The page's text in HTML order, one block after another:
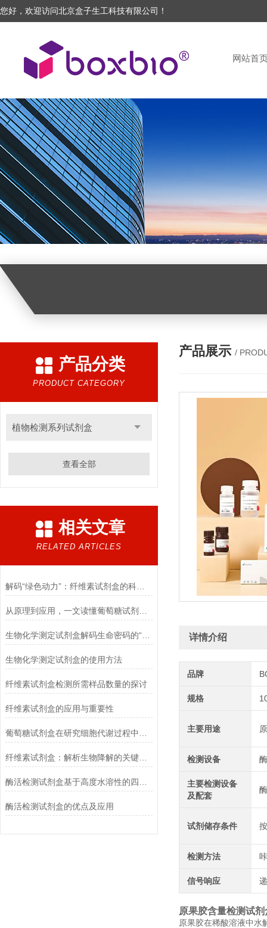
您好，欢迎访问北京盒子生工科技有限公司！
网站首
产品分类
PRODUCT CATEGORY
植物检测系列试剂盒
查看全部
相关文章
RELATED ARTICLES
解码“绿色动力”：纤维素试剂盒的科学逻辑
生物化学测定试剂盒的使用方法
纤维素试剂盒检测所需样品数量的探讨
纤维素试剂盒的应用与重要性
纤维素试剂盒：解析生物降解的关键利器
酶活检测试剂盒的优点及应用
产品展示 /
详情介绍
品牌
规格
主要用途
检测设备
主要检测设备
及配套
试剂储存条件
检测方法
信号响应
原果胶含量检测试剂
原果胶在稀酸溶液中水